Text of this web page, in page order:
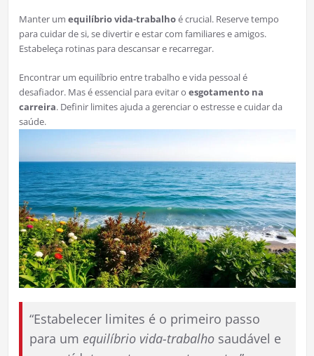
Manter um equilíbrio vida-trabalhoé crucial. Reserve tempo
para cuidar de si, se divertir e estar com familiares e amigos.
Estabeleça rotinas para descansar e recarregar.
Encontrar um equilíbrio entre trabalho e vida pessoal é
desafiador. Mas é essencial para evitar o esgotamento na
carreira. Definir limites ajuda a gerenciar o estresse e cuidar da
saúde.
“Estabelecer limites é o primeiro passo
para um equilíbrio vida-trabalhosaudável e